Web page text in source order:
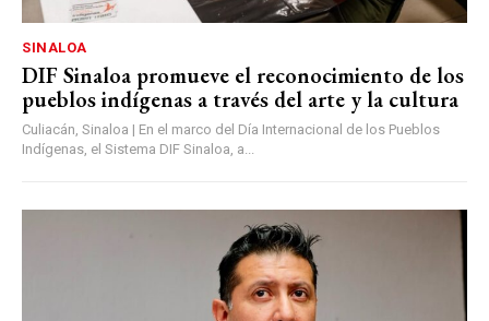
SINALOA
DIF Sinaloa promueve el reconocimiento de los
pueblos indígenas a través del arte y la cultura
Culiacán, Sinaloa | En el marco del Día Internacional de los Pueblos
Indígenas, el Sistema DIF Sinaloa, a...